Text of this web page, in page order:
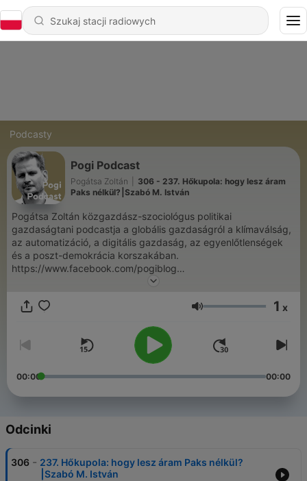
Podcasty
Pogi Podcast
Pogátsa Zoltán
306 - 237. Hőkupola: hogy lesz áram
Paks nélkül?⎮Szabó M. István
Pogátsa Zoltán közgazdász-szociológus politikai
gazdaságtani podcastja a globális gazdaságról a klímaválság,
az automatizáció, a digitális gazdaság, az egyenlőtlenségek
és a poszt-demokrácia korszakában.
https://www.facebook.com/pogiblog
https://www.patreon.com/pogipodcast
Głośność 1 x
00:00 00:00
Odcinki
306 - 237. Hőkupola: hogy lesz áram Paks nélkül?
⎮Szabó M. István